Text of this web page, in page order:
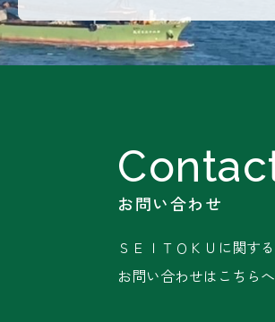
お問い合わせ
ＳＥＩＴＯＫＵに関する
お問い合わせはこちらへ